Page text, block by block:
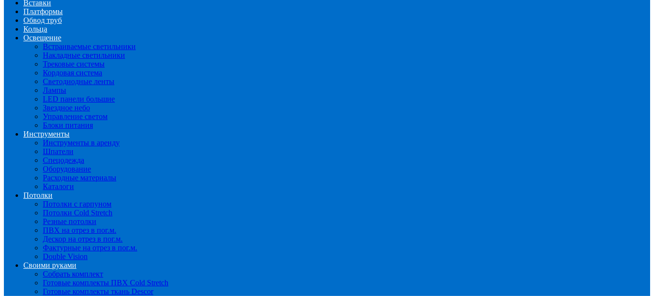
Вставки
Платформы
Обвод труб
Кольца
Освещение
Встраиваемые светильники
Накладные светильники
Трековые системы
Кордовая система
Светодиодные ленты
Лампы
LED панели большие
Звездное небо
Управление светом
Блоки питания
Инструменты
Инструменты в аренду
Шпатели
Спецодежда
Оборудование
Расходные материалы
Каталоги
Потолки
Потолки с гарпуном
Потолки Cold Stretch
Резные потолки
ПВХ на отрез в пог.м.
Дескор на отрез в пог.м.
Фактурные на отрез в пог.м.
Double Vision
Своими руками
Собрать комплект
Готовые комплекты ПВХ Cold Stretch
Готовые комплекты ткань Descor